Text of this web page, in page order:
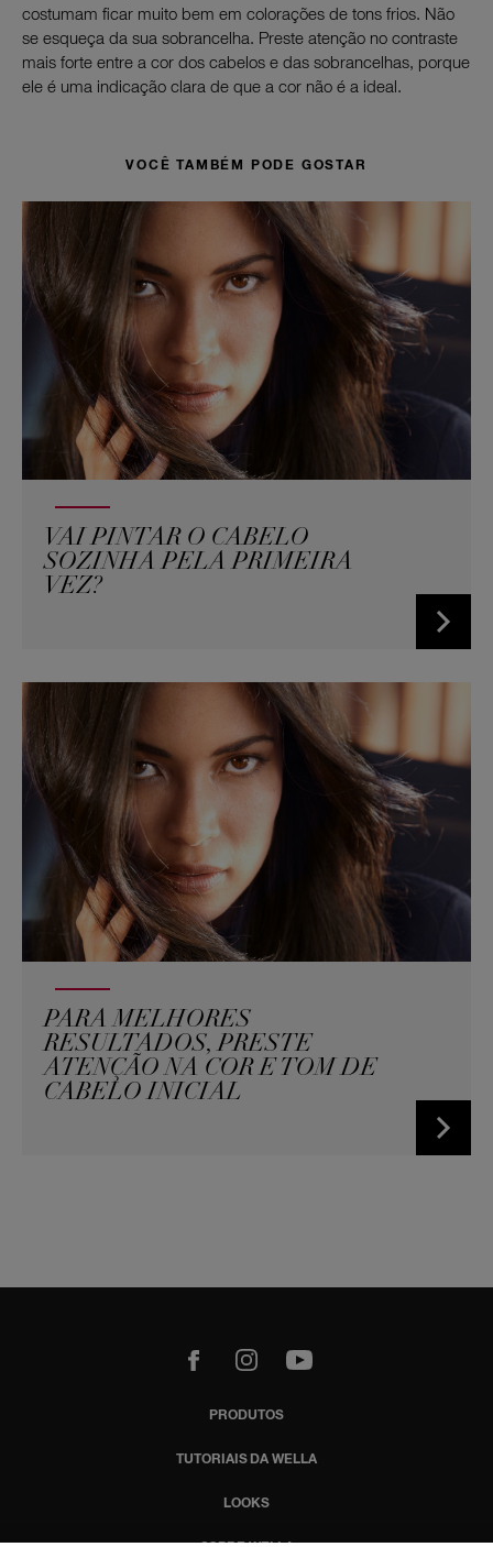
costumam ficar muito bem em colorações de tons frios. Não
se esqueça da sua sobrancelha. Preste atenção no contraste
mais forte entre a cor dos cabelos e das sobrancelhas, porque
ele é uma indicação clara de que a cor não é a ideal.
VOCÊ TAMBÉM PODE GOSTAR
VAI PINTAR O CABELO
SOZINHA PELA PRIMEIRA
VEZ?
PARA MELHORES
RESULTADOS, PRESTE
ATENÇÃO NA COR E TOM DE
CABELO INICIAL
PRODUTOS
TUTORIAIS DA WELLA
LOOKS